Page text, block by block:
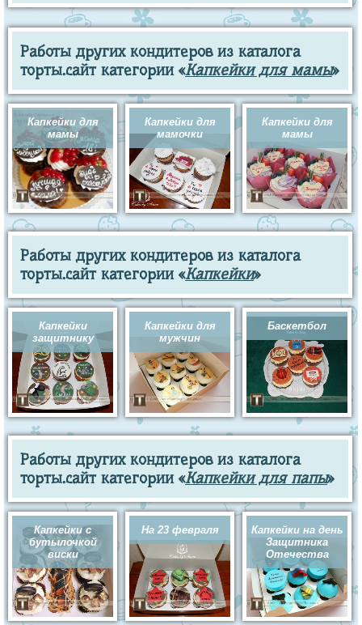
Работы других кондитеров из каталога
торты.сайт категории «Капкейки для мамы»
Капкейки для
мамы
Капкейки для
мамочки
Капкейки для
мамы
Работы других кондитеров из каталога
торты.сайт категории «Капкейки»
Капкейки
защитнику
Капкейки для
мужчин
Баскетбол
Работы других кондитеров из каталога
торты.сайт категории «Капкейки для папы»
Капкейки с
бутылочкой
виски
На 23 февраля
Капкейки на день
Защитника
Отечества